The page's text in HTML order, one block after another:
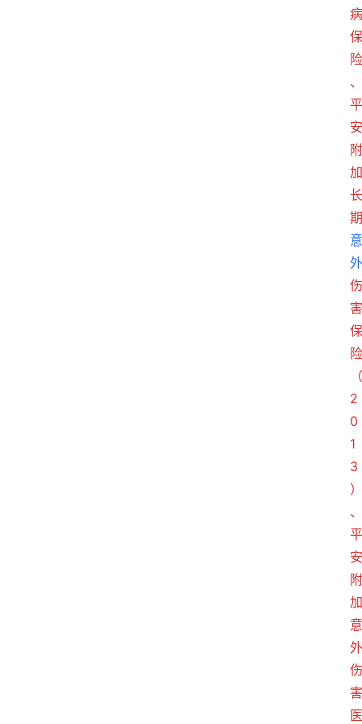
病
保
险
、
平
安
附
加
长
期
意
外
伤
害
保
险
（
2
0
1
3
）
、
平
安
附
加
意
外
伤
害
医